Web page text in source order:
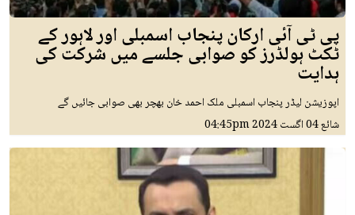
پی ٹی آئی ارکان پنجاب اسمبلی اور لاہور کے
ٹکٹ ہولڈرز کو صوابی جلسے میں شرکت کی
ہدایت
اپوزیشن لیڈر پنجاب اسمبلی ملک احمد خان بھچر بھی صوابی جائیں گے
شائع04 اگست 2024 04:45pm